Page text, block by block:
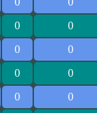
0
0
0
0
0
0
0
0